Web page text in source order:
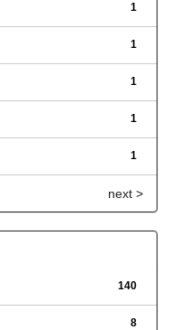
1
1
1
1
1
next >
140
8